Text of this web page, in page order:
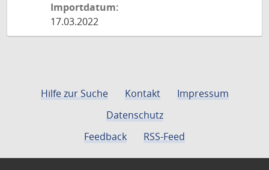
Importdatum:
17.03.2022
Hilfe zur Suche Kontakt
Impressum
Datenschutz
Feedback
RSS-Feed